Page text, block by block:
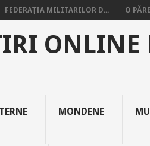
FEDERAȚIA MILITARILOR D... O
ONLINE
MONDENE